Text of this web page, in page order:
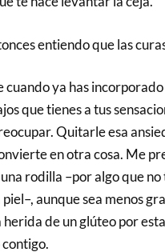
entiendo que las
cuando ya has
que tienes a tus
Quitarle esa
en otra cosa. Me
rodilla –por algo que
aunque sea menos
herida de un glúteo por